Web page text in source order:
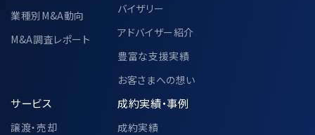
当該個人データの管理責任者
〒104-0028
東京都中央区八重洲二丁目2番1号 東
京ミッドタウン八重洲 八重洲セントラル
タワー 36階
M&Aキャピタルパートナーズ株式会社
代表取締役 中村 悟
業種別M&A動向
M&A調査レポート
バイザリー
アドバイザー紹介
豊富な支援実績
お客さまへの想い
サービス
譲渡・売却
成約実績・事例
成約実績